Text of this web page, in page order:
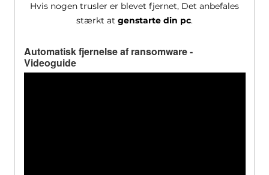
Hvis nogen trusler er blevet fjernet, Det anbefales
stærkt at genstarte din pc.
Automatisk fjernelse af ransomware -
Videoguide